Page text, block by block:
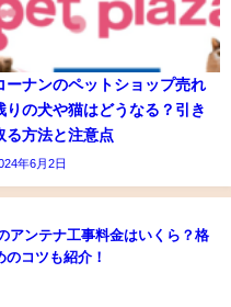
ーナンのペットショップ売れ
りの犬や猫はどうなる？引き
る方法と注意点
年6月2日
アンテナ工事料金はいくら？格
コツも紹介！